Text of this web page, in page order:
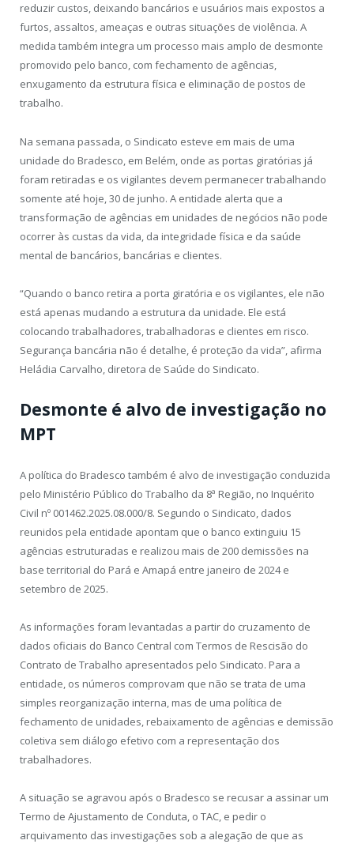
reduzir custos, deixando bancários e usuários mais expostos a
furtos, assaltos, ameaças e outras situações de violência. A
medida também integra um processo mais amplo de desmonte
promovido pelo banco, com fechamento de agências,
enxugamento da estrutura física e eliminação de postos de
trabalho.
Na semana passada, o Sindicato esteve em mais de uma
unidade do Bradesco, em Belém, onde as portas giratórias já
foram retiradas e os vigilantes devem permanecer trabalhando
somente até hoje, 30 de junho. A entidade alerta que a
transformação de agências em unidades de negócios não pode
ocorrer às custas da vida, da integridade física e da saúde
mental de bancários, bancárias e clientes.
“Quando o banco retira a porta giratória e os vigilantes, ele não
está apenas mudando a estrutura da unidade. Ele está
colocando trabalhadores, trabalhadoras e clientes em risco.
Segurança bancária não é detalhe, é proteção da vida”, afirma
Heládia Carvalho, diretora de Saúde do Sindicato.
Desmonte é alvo de investigação no
MPT
A política do Bradesco também é alvo de investigação conduzida
pelo Ministério Público do Trabalho da 8ª Região, no Inquérito
Civil nº 001462.2025.08.000/8. Segundo o Sindicato, dados
reunidos pela entidade apontam que o banco extinguiu 15
agências estruturadas e realizou mais de 200 demissões na
base territorial do Pará e Amapá entre janeiro de 2024 e
setembro de 2025.
As informações foram levantadas a partir do cruzamento de
dados oficiais do Banco Central com Termos de Rescisão do
Contrato de Trabalho apresentados pelo Sindicato. Para a
entidade, os números comprovam que não se trata de uma
simples reorganização interna, mas de uma política de
fechamento de unidades, rebaixamento de agências e demissão
coletiva sem diálogo efetivo com a representação dos
trabalhadores.
A situação se agravou após o Bradesco se recusar a assinar um
Termo de Ajustamento de Conduta, o TAC, e pedir o
arquivamento das investigações sob a alegação de que as